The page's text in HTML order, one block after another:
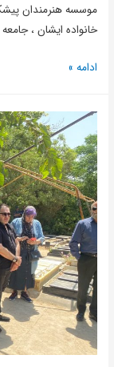
موسسه هنرمندان
خانواده ایشان ،
ادامه »